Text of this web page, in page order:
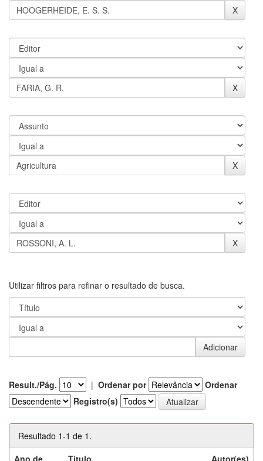
Utilizar filtros para refinar o resultado de busca.
Result./Pág. | Ordenar por
Ordenar
Registro(s)
Resultado 1-1 de 1.
Ano de
Título Autor(es)